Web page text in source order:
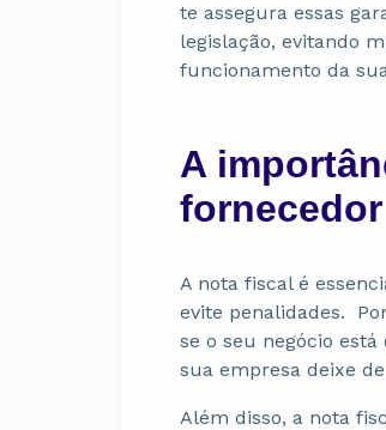
te assegura essas
legislação, evitando
funcionamento da
A
A nota fiscal é
evite penalidades.
se o seu negócio
sua empresa deixe
Além disso, a nota